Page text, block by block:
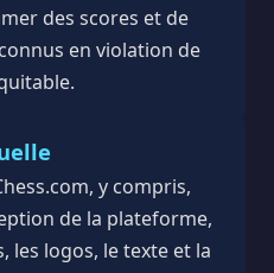
des scores et de
en violation de
y compris,
de la plateforme,
les logos, le texte et la